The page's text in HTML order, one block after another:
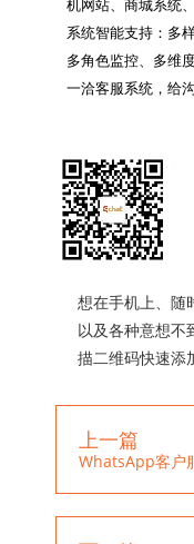
系统智能支持：多
多角色监控、多维
一洽客服系统，给
想在手机上、随
以及各种意想不
描二维码快速添
上一篇